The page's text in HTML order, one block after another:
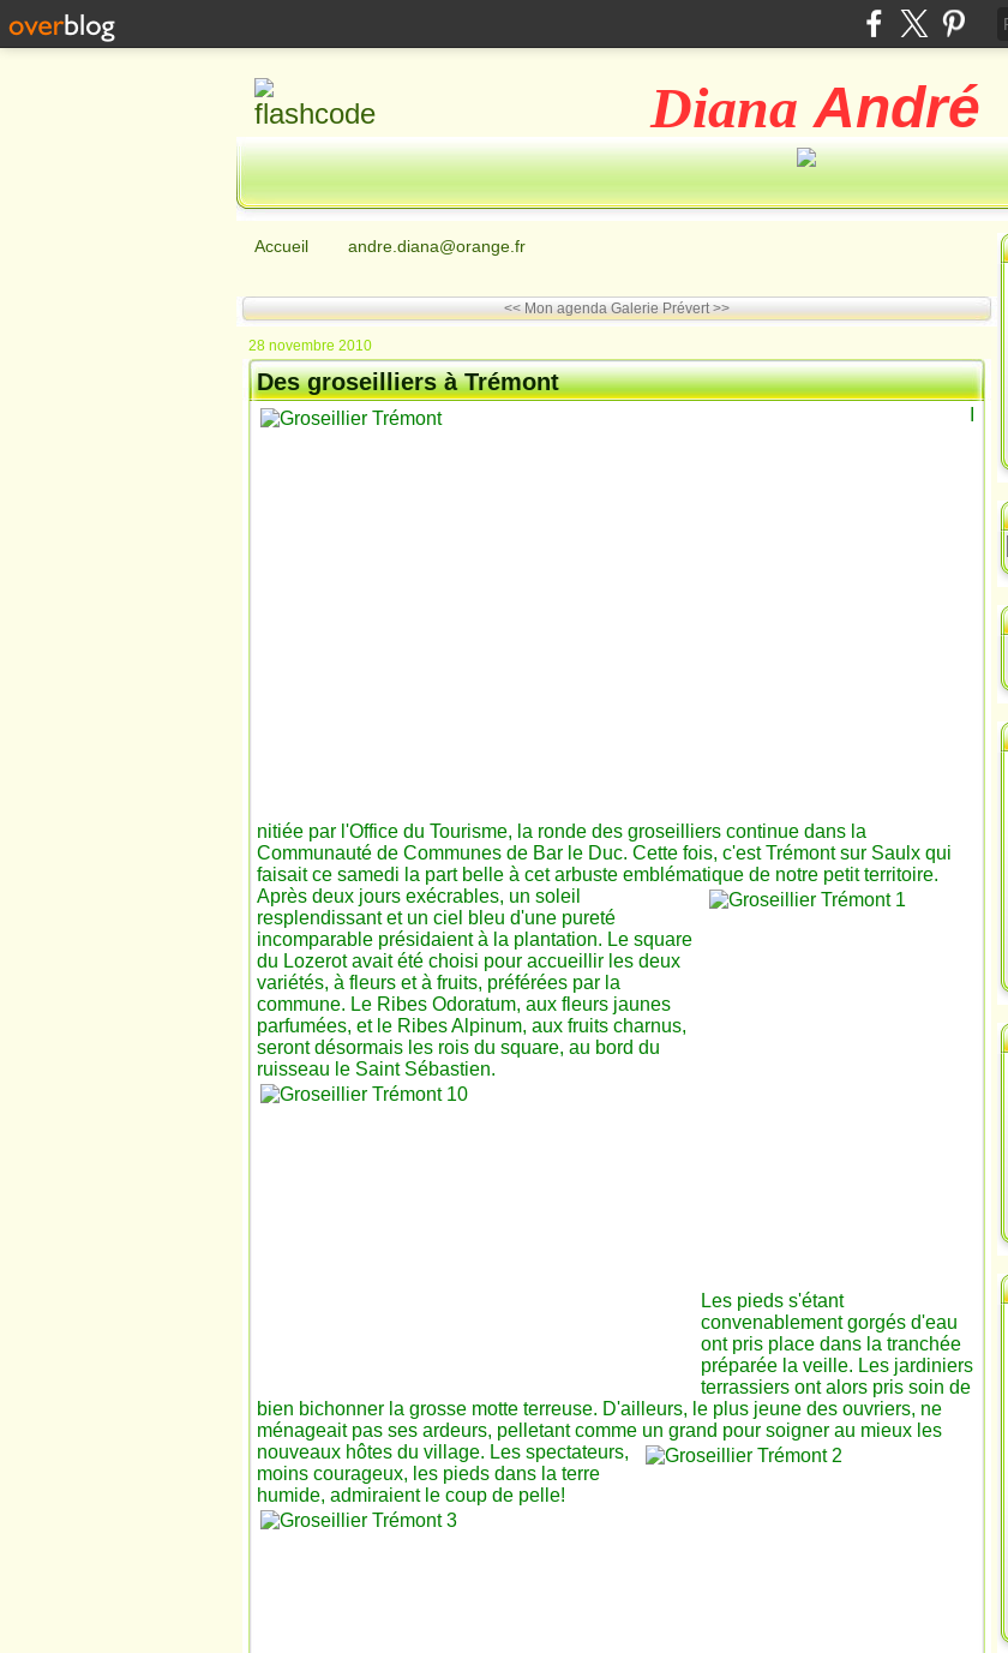
Diana André
Accueil andre.diana@orange.fr
<< Mon agenda Galerie Prévert >>
28 novembre 2010
Des groseilliers à Trémont
nitiée par l'Office du Tourisme, la ronde des groseilliers continue dans la
Communauté de Communes de Bar le Duc. Cette fois, c'est Trémont sur Saulx qui
faisait ce samedi la part belle à cet arbuste emblématique de notre petit territoire.
Après deux jours exécrables, un soleil
resplendissant et un ciel bleu d'une pureté
incomparable présidaient à la plantation. Le square
du Lozerot avait été choisi pour accueillir les deux
variétés, à fleurs et à fruits, préférées par la
commune. Le Ribes Odoratum, aux fleurs jaunes
parfumées, et le Ribes Alpinum, aux fruits charnus,
seront désormais les rois du square, au bord du
ruisseau le Saint Sébastien.
Les pieds s'étant
convenablement gorgés d'eau
ont pris place dans la tranchée
préparée la veille. Les jardiniers
terrassiers ont alors pris soin de
bien bichonner la grosse motte terreuse. D'ailleurs, le plus jeune des ouvriers, ne
ménageait pas ses ardeurs, pelletant comme un grand pour soigner au mieux les
nouveaux hôtes du village. Les spectateurs,
moins courageux, les pieds dans la terre
humide, admiraient le coup de pelle!